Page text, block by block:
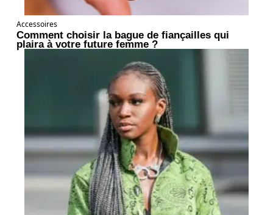
Accessoires
Comment choisir la bague de fiançailles qui
plaira à votre future femme ?